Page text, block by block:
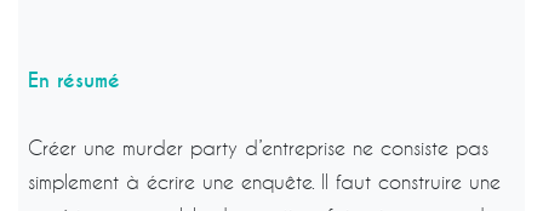
En résumé
Créer une murder party d’entreprise ne consiste pas
simplement à écrire une enquête. Il faut construire une